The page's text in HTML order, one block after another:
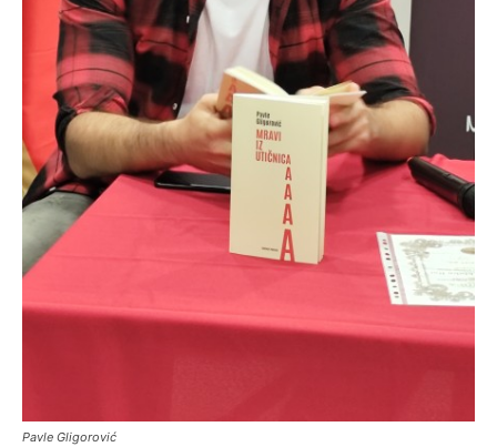
Pavle Gligorović